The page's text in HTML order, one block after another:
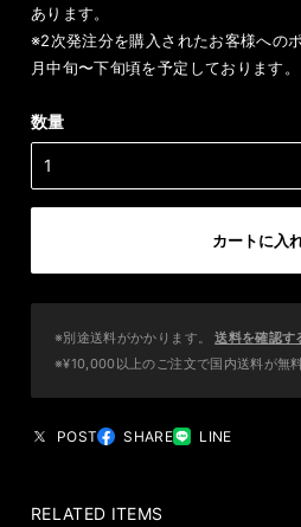
あります。
※2次発注分を購入されたお客様への
月中旬〜下旬頃を予定しております。
数量
カートに入
※別途送料がかかります。
送料を確認す
※¥10,000以上のご注文で国内送料が無料
POST SHARE LINE
RELATED ITEMS